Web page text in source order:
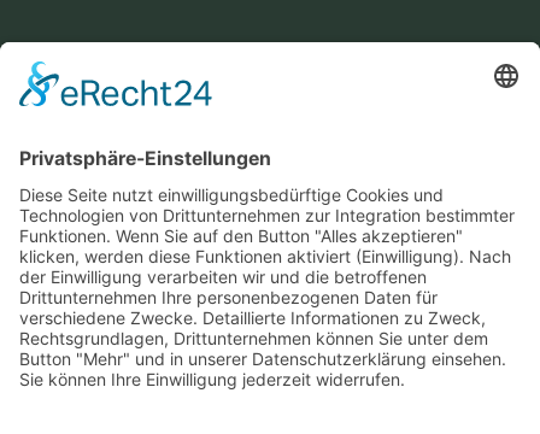
Ein Produkt von SYNTURA - Emotion,
Spaß und Herausforderung
KONTAKT
+49 7422 240693